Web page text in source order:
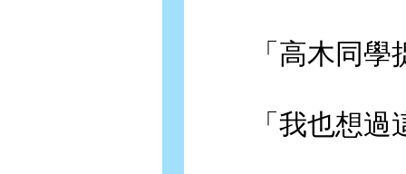
「高木同學捉
「我也想過